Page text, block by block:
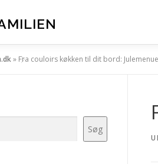
» Fra couloirs køkken til dit bord:
Søg